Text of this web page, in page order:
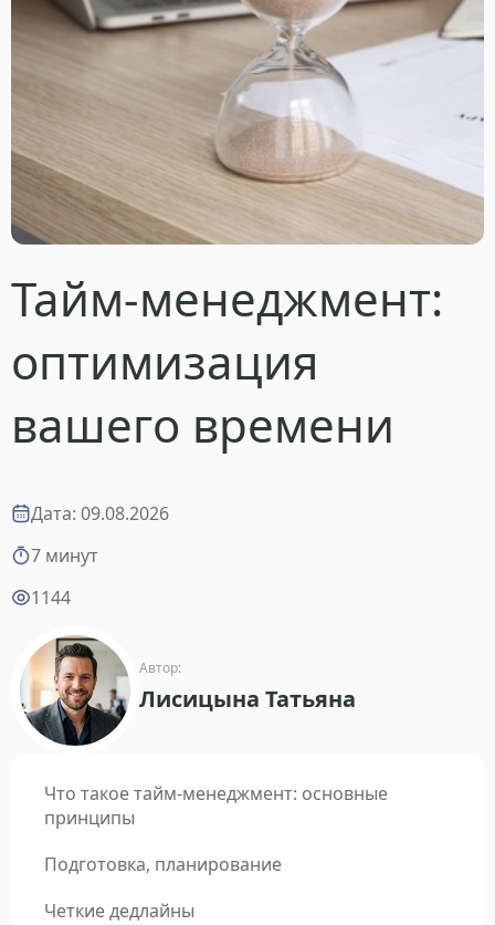
Тайм-менеджмент:
оптимизация
вашего времени
Дата: 09.08.2026
7 минут
1144
Автор:
Лисицына Татьяна
Что такое тайм-менеджмент: основные
принципы
Подготовка, планирование
Четкие дедлайны